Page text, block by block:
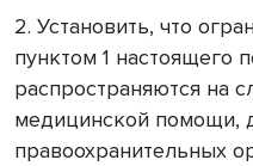
2. Установить, что
пунктом 1 настоящего
распространяются на
медицинской помощи,
правоохранительных